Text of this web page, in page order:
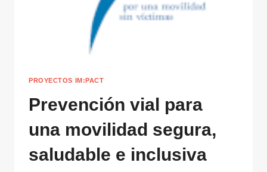
PROYECTOS IM:PACT
Prevención vial para
una movilidad segura,
saludable e inclusiva